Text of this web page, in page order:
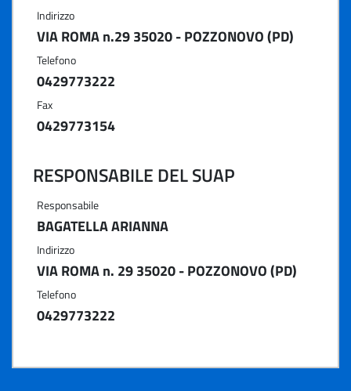
Indirizzo
VIA ROMA n.29 35020 - POZZONOVO (PD)
Telefono
0429773222
Fax
0429773154
RESPONSABILE DEL SUAP
Responsabile
BAGATELLA ARIANNA
Indirizzo
VIA ROMA n. 29 35020 - POZZONOVO (PD)
Telefono
0429773222